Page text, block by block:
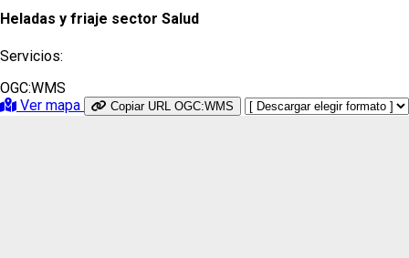
Heladas y friaje sector Salud
Servicios:
OGC:WMS
Ver mapa
Copiar URL OGC:WMS